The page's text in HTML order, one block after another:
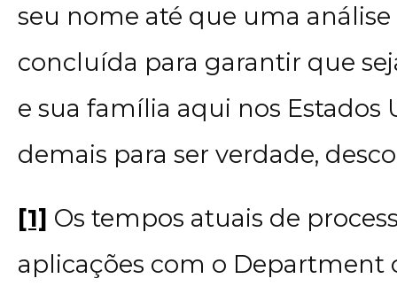
seu nome até que uma
concluída para garantir que
e sua família aqui nos Estados
demais para ser verdade,
[1] Os tempos atuais de
aplicações com o Department